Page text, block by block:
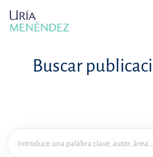
Buscar
Filtrar resultados
Área de práctica